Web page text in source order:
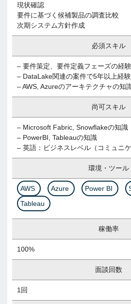
現状確認
要件に基づく候補製品の調査比較
次期システム方針作成
必須スキル
– 要件策定、要件定義フェーズの経験
– DataLake関連の案件で5年以上経験
– AWS, Azureのアーキテクチャの知
尚可スキル
– Microsoft Fabric, Snowflakeの知識
– PowerBI, Tableauの知識
– 英語：ビジネスレベル（コミュニケ
環境・ツール
AWS Azure Power BI
Tableau
稼働率
100%
面談回数
1回